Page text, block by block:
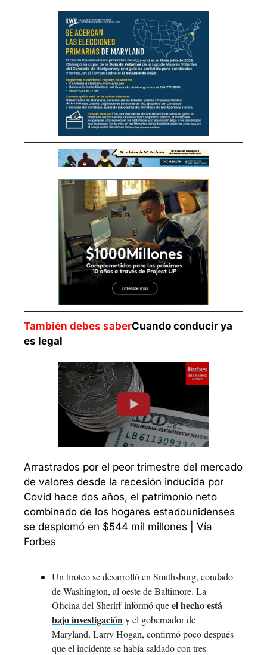
También debes saberCuando conducir ya
es legal
Arrastrados por el peor trimestre del mercado
de valores desde la recesión inducida por
Covid hace dos años, el patrimonio neto
combinado de los hogares estadounidenses
se desplomó en $544 mil millones | Vía
Forbes
Un tiroteo se desarrolló en Smithsburg, condado
de Washington, al oeste de Baltimore. La
Oficina del Sheriff informó que el hecho está
bajo investigación y el gobernador de
Maryland, Larry Hogan, confirmó poco después
que el incidente se había saldado con tres